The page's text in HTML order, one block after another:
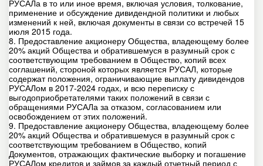
РУСАЛа в то или иное время, включая условия, толкование,
применение и обсуждение дивидендной политики и любых
изменений к ней, включая документы в связи со встречей 15
июля 2015 года.
8. Предоставление акционеру Общества, владеющему более
20% акций Общества и обратившемуся в разумный срок с
соответствующим требованием в Общество, копий всех
соглашений, стороной которых является РУСАЛ, которые
содержат положения, ограничивающие выплату дивидендов
РУСАЛом в 2017-2024 годах, и всю переписку с
выгодоприобретателями таких положений в связи с
обращениями РУСАЛа за отказом, согласованием или
освобождением от этих положений.
9. Предоставление акционеру Общества, владеющему более
20% акций Общества и обратившемуся в разумный срок с
соответствующим требованием в Общество, копий
Документов, отражающих фактические выборку и погашение
РУСАЛом кредитов и займов за каждый отчетный период с